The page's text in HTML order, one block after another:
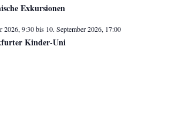
Exkursionen
2026, 9:30bis 10. September 2026, 17:00
Kinder-Uni